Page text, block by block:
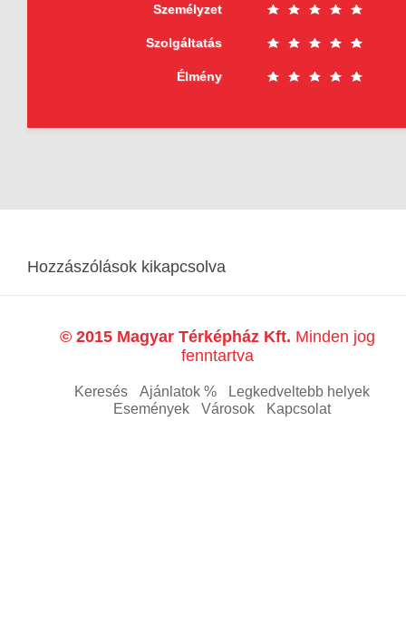
Személyzet
Szolgáltatás
Élmény
Hozzászólások kikapcsolva
© 2015 Magyar Térképház Kft. Minden jog
fenntartva
Keresés Ajánlatok %
Legkedveltebb helyek
Események
Városok Kapcsolat